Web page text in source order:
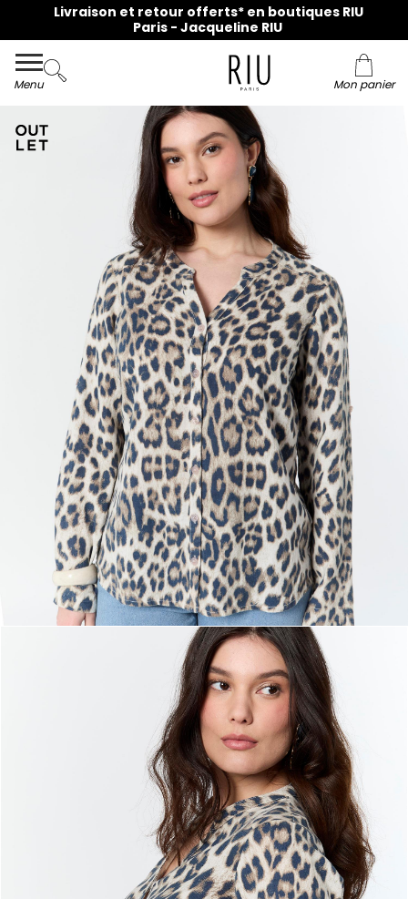
Livraison et retour offerts* en boutiques RIU
Paris - Jacqueline RIU
Menu Mon panier